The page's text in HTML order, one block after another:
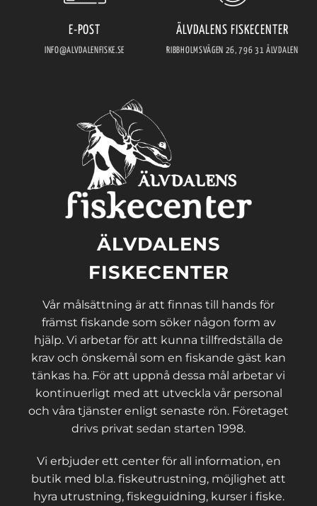
E-POST
INFO@ALVDALENFISKE.SE
ÄLVDALENS FISKECENTER
RIBBHOLMSVÄGEN 26, 796 31 ÄLVDALEN
ÄLVDALENS
FISKECENTER
Vår målsättning är att finnas till hands för
främst fiskande som söker någon form av
hjälp. Vi arbetar för att kunna tillfredställa de
krav och önskemål som en fiskande gäst kan
tänkas ha. För att uppnå dessa mål arbetar vi
kontinuerligt med att utveckla vår personal
och våra tjänster enligt senaste rön. Företaget
drivs privat sedan starten 1998.
Vi erbjuder ett center för all information, en
butik med bl.a. fiskeutrustning, möjlighet att
hyra utrustning, fiskeguidning, kurser i fiske.